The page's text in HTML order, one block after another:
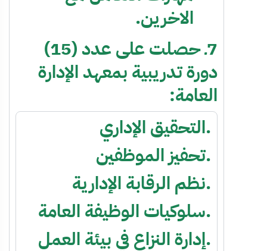
الاخرين.
7ـ حصلت على عدد (15)
دورة تدريبية بمعهد الإدارة
العامة:
التحقيق الإداري.
تحفيز الموظفين.
نظم الرقابة الإدارية.
سلوكيات الوظيفة العامة.
إدارة النزاع في بيئة العمل.